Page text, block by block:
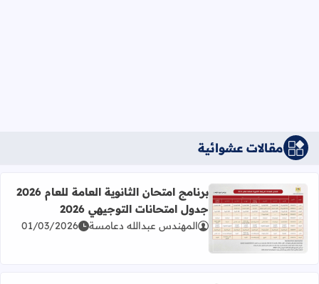
مقالات عشوائية
اقرأ المزيد عن برنامج امتحان الثانوية العامة للعام 2026 جدول امتحانات التوجيهي 2026
برنامج امتحان الثانوية العامة للعام 2026
جدول امتحانات التوجيهي 2026
المهندس عبدالله دعامسة 01/03/2026